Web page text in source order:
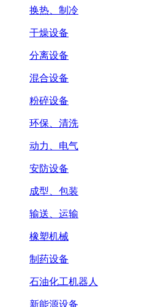
换热、制冷
干燥设备
分离设备
混合设备
粉碎设备
环保、清洗
动力、电气
安防设备
成型、包装
输送、运输
橡塑机械
制药设备
石油化工机器人
新能源设备